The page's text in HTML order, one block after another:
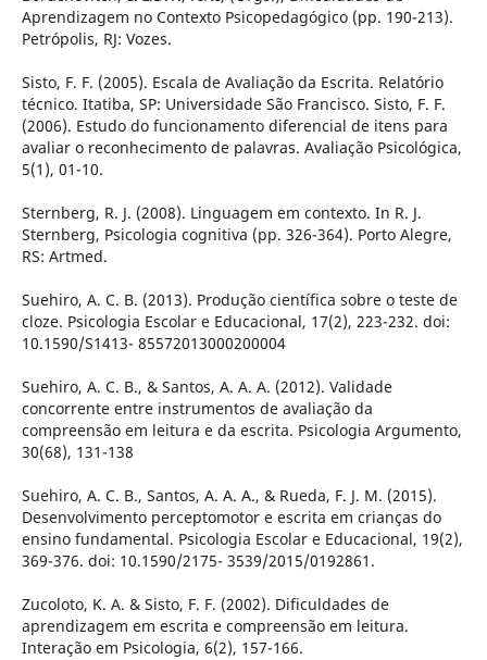
Aprendizagem no Contexto Psicopedagógico (pp. 190-213).
Petrópolis, RJ: Vozes.
Sisto, F. F. (2005). Escala de Avaliação da Escrita. Relatório
técnico. Itatiba, SP: Universidade São Francisco. Sisto, F. F.
(2006). Estudo do funcionamento diferencial de itens para
avaliar o reconhecimento de palavras. Avaliação Psicológica,
5(1), 01-10.
Sternberg, R. J. (2008). Linguagem em contexto. In R. J.
Sternberg, Psicologia cognitiva (pp. 326-364). Porto Alegre,
RS: Artmed.
Suehiro, A. C. B. (2013). Produção científica sobre o teste de
cloze. Psicologia Escolar e Educacional, 17(2), 223-232. doi:
10.1590/S1413- 85572013000200004
Suehiro, A. C. B., & Santos, A. A. A. (2012). Validade
concorrente entre instrumentos de avaliação da
compreensão em leitura e da escrita. Psicologia Argumento,
30(68), 131-138
Suehiro, A. C. B., Santos, A. A. A., & Rueda, F. J. M. (2015).
Desenvolvimento perceptomotor e escrita em crianças do
ensino fundamental. Psicologia Escolar e Educacional, 19(2),
369-376. doi: 10.1590/2175- 3539/2015/0192861.
Zucoloto, K. A. & Sisto, F. F. (2002). Dificuldades de
aprendizagem em escrita e compreensão em leitura.
Interação em Psicologia, 6(2), 157-166.